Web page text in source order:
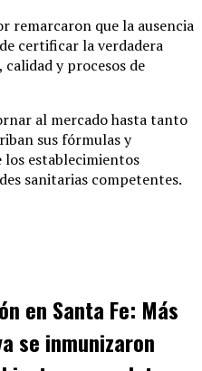
remarcaron que la ausencia
certificar la verdadera
y procesos de
al mercado hasta tanto
sus fórmulas y
los establecimientos
sanitarias competentes.
en Santa Fe: Más
se inmunizaron